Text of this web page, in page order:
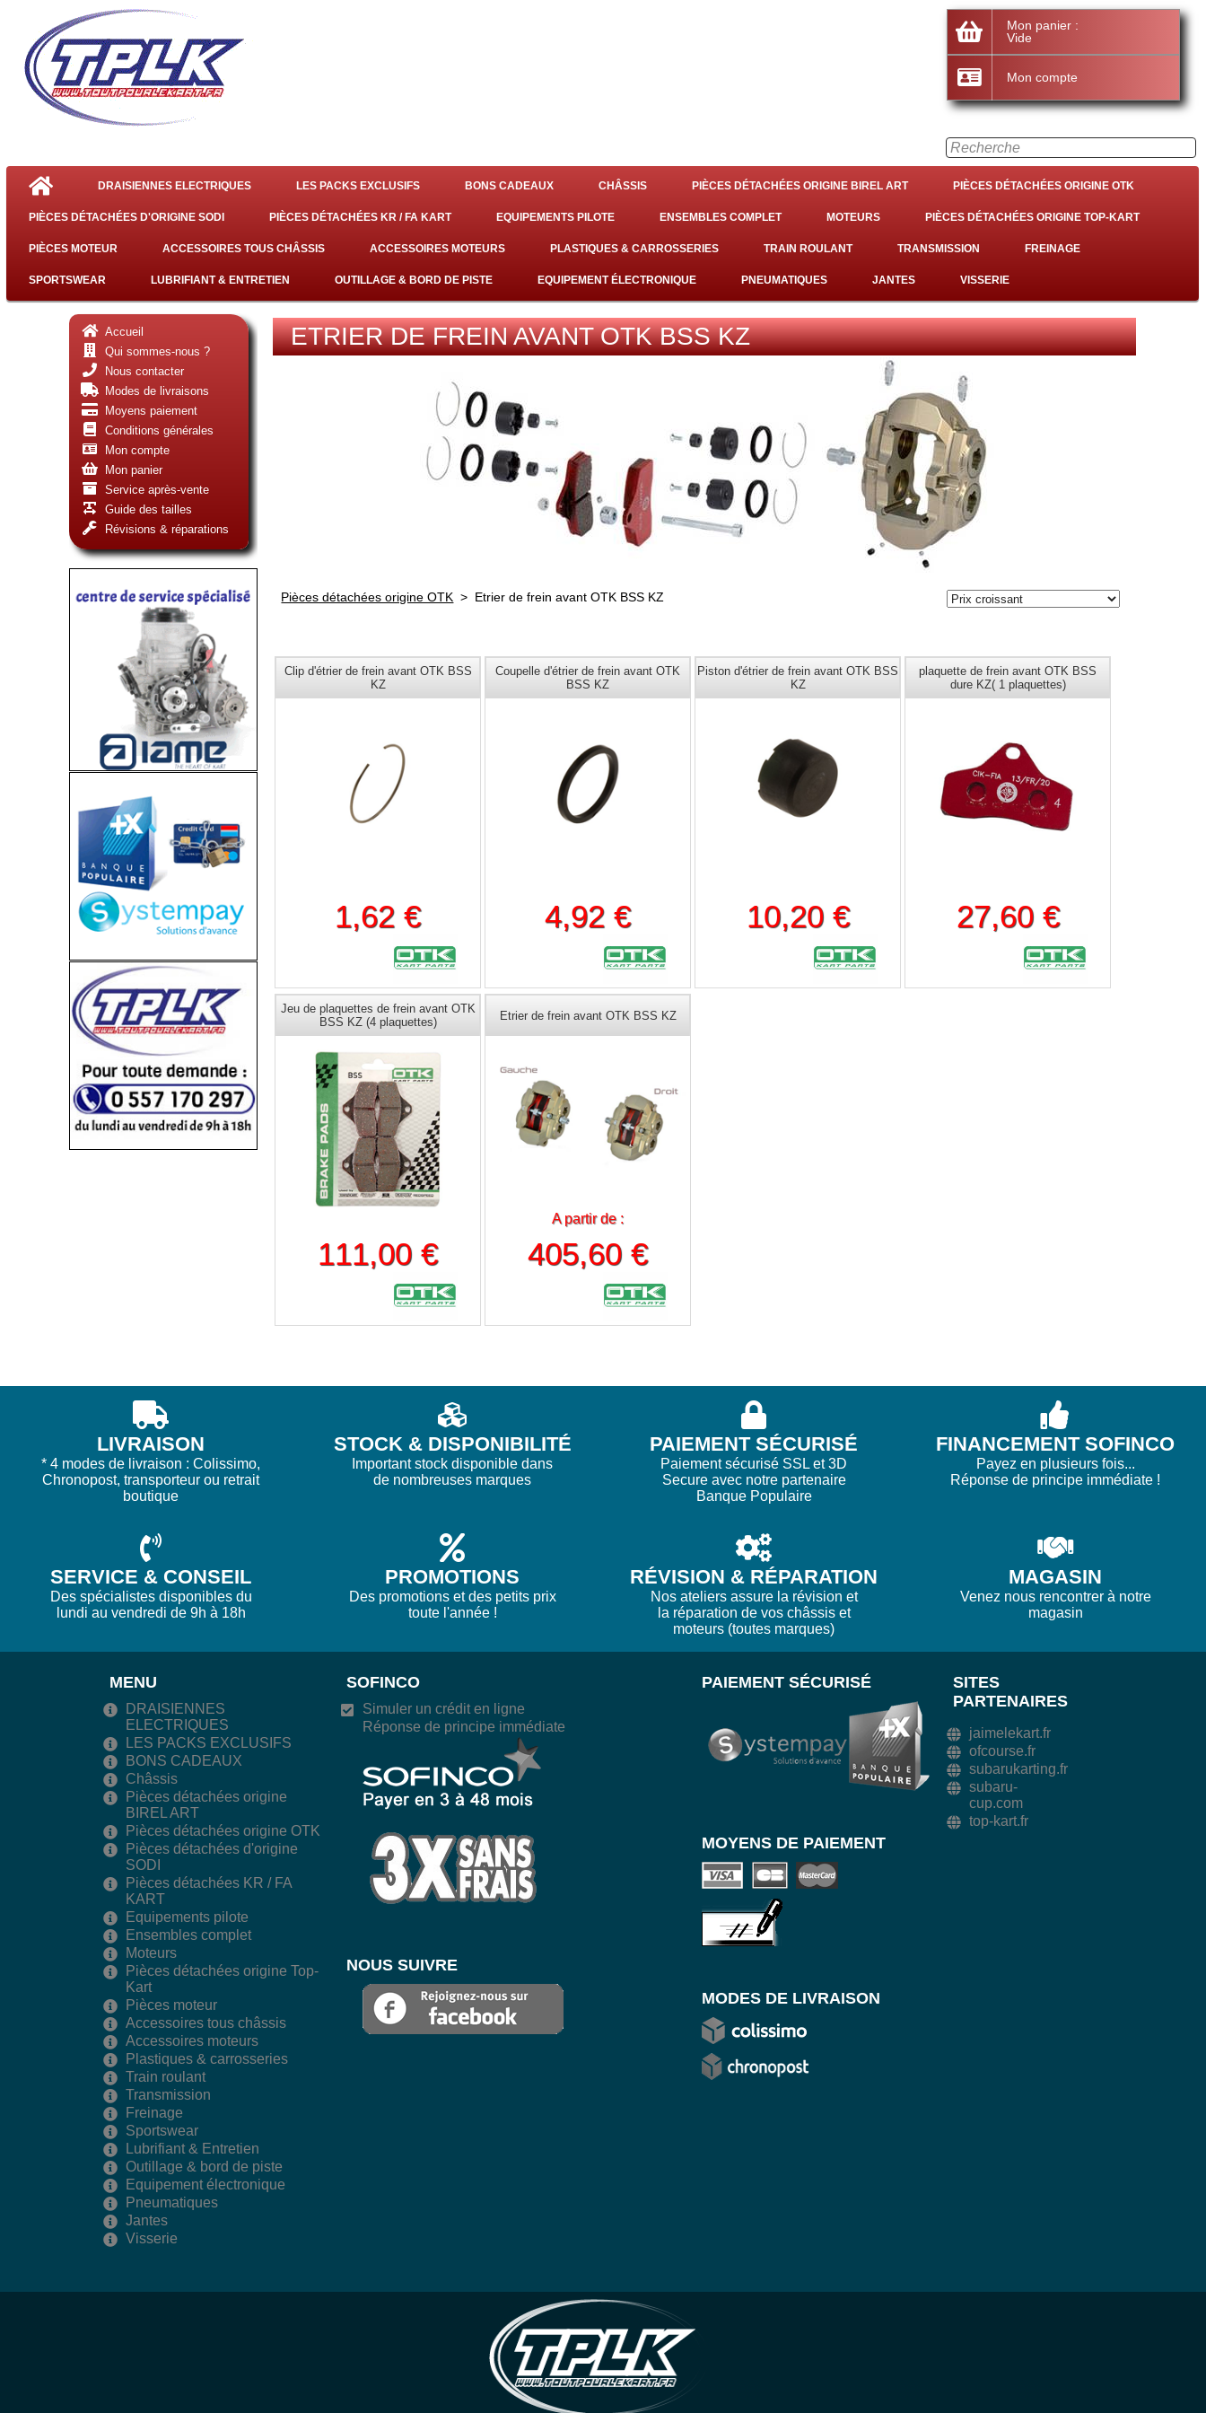
Mon panier :
Vide
Mon compte
DRAISIENNES ELECTRIQUES LES PACKS EXCLUSIFS BONS CADEAUX CHÂSSIS PIÈCES DÉTACHÉES ORIGINE BIREL ART PIÈCES DÉTACHÉES ORIGINE OTK
PIÈCES DÉTACHÉES D'ORIGINE SODI PIÈCES DÉTACHÉES KR / FA KART EQUIPEMENTS PILOTE ENSEMBLES COMPLET MOTEURS PIÈCES DÉTACHÉES ORIGINE TOP-KART
PIÈCES MOTEUR ACCESSOIRES TOUS CHÂSSIS ACCESSOIRES MOTEURS PLASTIQUES & CARROSSERIES TRAIN ROULANT TRANSMISSION FREINAGE
SPORTSWEAR LUBRIFIANT & ENTRETIEN OUTILLAGE & BORD DE PISTE EQUIPEMENT ÉLECTRONIQUE PNEUMATIQUES JANTES VISSERIE
Accueil
Qui sommes-nous ?
Nous contacter
Modes de livraisons
Moyens paiement
Conditions générales
Mon compte
Mon panier
Service après-vente
Guide des tailles
Révisions & réparations
ETRIER DE FREIN AVANT OTK BSS KZ
Pièces détachées origine OTK > Etrier de frein avant OTK BSS KZ
Clip d'étrier de frein avant OTK BSS
KZ
1,62 €
Coupelle d'étrier de frein avant OTK
BSS KZ
4,92 €
Piston d'étrier de frein avant OTK BSS
KZ
10,20 €
plaquette de frein avant OTK BSS
dure KZ( 1 plaquettes)
27,60 €
Jeu de plaquettes de frein avant OTK
BSS KZ (4 plaquettes)
111,00 €
Etrier de frein avant OTK BSS KZ
A partir de :
405,60 €
LIVRAISON
* 4 modes de livraison : Colissimo,
Chronopost, transporteur ou retrait
boutique
STOCK & DISPONIBILITÉ
Important stock disponible dans
de nombreuses marques
PAIEMENT SÉCURISÉ
Paiement sécurisé SSL et 3D
Secure avec notre partenaire
Banque Populaire
FINANCEMENT SOFINCO
Payez en plusieurs fois...
Réponse de principe immédiate !
SERVICE & CONSEIL
Des spécialistes disponibles du
lundi au vendredi de 9h à 18h
PROMOTIONS
Des promotions et des petits prix
toute l'année !
RÉVISION & RÉPARATION
Nos ateliers assure la révision et
la réparation de vos châssis et
moteurs (toutes marques)
MAGASIN
Venez nous rencontrer à notre
magasin
MENU
DRAISIENNES
ELECTRIQUES
LES PACKS EXCLUSIFS
BONS CADEAUX
Châssis
Pièces détachées origine
BIREL ART
Pièces détachées origine OTK
Pièces détachées d'origine
SODI
Pièces détachées KR / FA
KART
Equipements pilote
Ensembles complet
Moteurs
Pièces détachées origine Top-
Kart
Pièces moteur
Accessoires tous châssis
Accessoires moteurs
Plastiques & carrosseries
Train roulant
Transmission
Freinage
Sportswear
Lubrifiant & Entretien
Outillage & bord de piste
Equipement électronique
Pneumatiques
Jantes
Visserie
SOFINCO
Simuler un crédit en ligne
Réponse de principe immédiate
NOUS SUIVRE
PAIEMENT SÉCURISÉ
MOYENS DE PAIEMENT
MODES DE LIVRAISON
SITES
PARTENAIRES
jaimelekart.fr
ofcourse.fr
subarukarting.fr
subaru-
cup.com
top-kart.fr